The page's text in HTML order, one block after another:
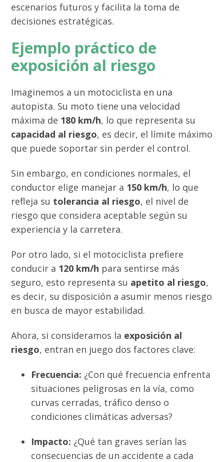
escenarios futuros y facilita la toma de
decisiones estratégicas.
Ejemplo práctico de
exposición al riesgo
Imaginemos a un motociclista en una
autopista. Su moto tiene una velocidad
máxima de 180 km/h, lo que representa su
capacidad al riesgo, es decir, el límite máximo
que puede soportar sin perder el control.
Sin embargo, en condiciones normales, el
conductor elige manejar a 150 km/h, lo que
refleja su tolerancia al riesgo, el nivel de
riesgo que considera aceptable según su
experiencia y la carretera.
Por otro lado, si el motociclista prefiere
conducir a 120 km/h para sentirse más
seguro, esto representa su apetito al riesgo,
es decir, su disposición a asumir menos riesgo
en busca de mayor estabilidad.
Ahora, si consideramos la exposición al
riesgo, entran en juego dos factores clave:
Frecuencia: ¿Con qué frecuencia enfrenta
situaciones peligrosas en la vía, como
curvas cerradas, tráfico denso o
condiciones climáticas adversas?
Impacto: ¿Qué tan graves serían las
consecuencias de un accidente a cada